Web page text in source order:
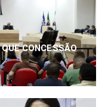
CONCESSÃO